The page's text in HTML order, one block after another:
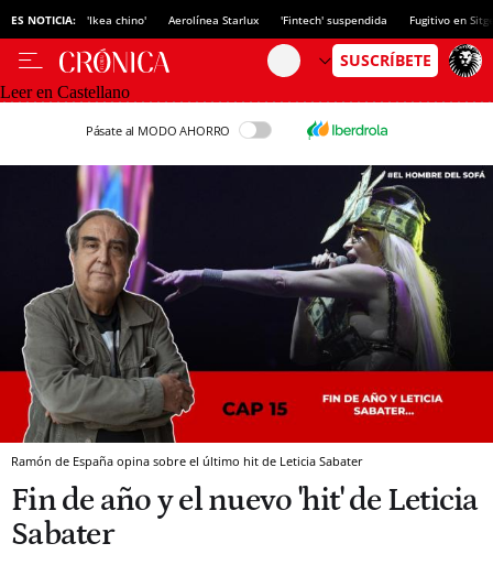
ES NOTICIA: 'Ikea chino' Aerolínea Starlux 'Fintech' suspendida Fugitivo en
Leer en Castellano
Pásate al MODO AHORRO
Ramón de España opina sobre el último hit de Leticia Sabater
Fin de año y el nuevo 'hit' de Leticia
Sabater